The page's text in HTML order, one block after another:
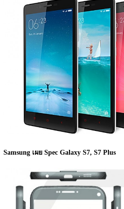
Samsung เผย Spec Galaxy S7, S7 Plus